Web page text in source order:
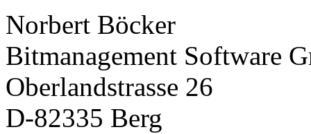
Norbert Böcker
Bitmanagement Software
Oberlandstrasse 26
D-82335 Berg